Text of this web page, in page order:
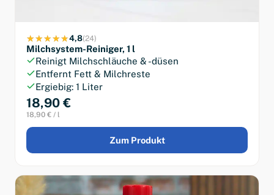
4,8(24)
Milchsystem-Reiniger, 1 l
Reinigt Milchschläuche & -düsen
Entfernt Fett & Milchreste
Ergiebig: 1 Liter
18,90 €
18,90 € / l
Zum Produkt